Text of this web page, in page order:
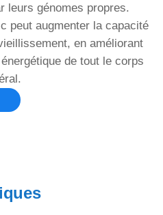
leurs génomes propres.
c peut augmenter la capacité
en améliorant
de tout le corps